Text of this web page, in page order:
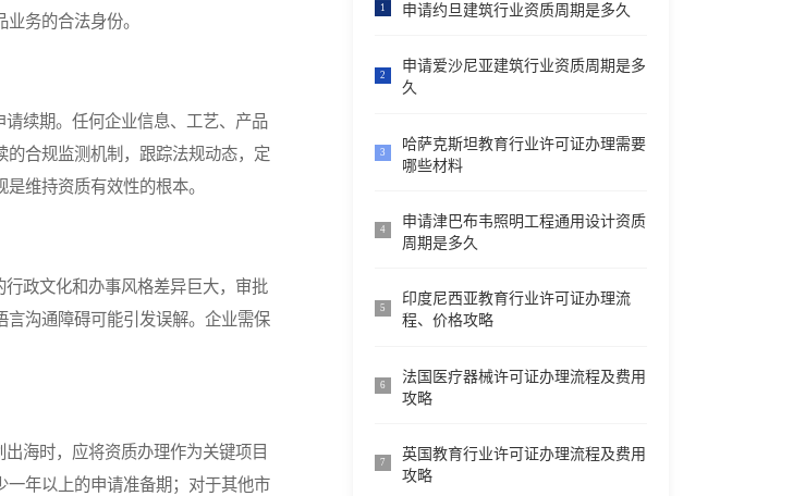
务的合法身份。
续期。任何企业信息、工艺、产品
合规监测机制，跟踪法规动态，定
维持资质有效性的根本。
政文化和办事风格差异巨大，审批
沟通障碍可能引发误解。企业需保
海时，应将资质办理作为关键项目
年以上的申请准备期；对于其他市
1 申请约旦建筑行业资质周期是多久
2
申请爱沙尼亚建筑行业资质周期是多
久
3
哈萨克斯坦教育行业许可证办理需要
哪些材料
4
申请津巴布韦照明工程通用设计资质
周期是多久
5
印度尼西亚教育行业许可证办理流
程、价格攻略
6
法国医疗器械许可证办理流程及费用
攻略
7
英国教育行业许可证办理流程及费用
攻略